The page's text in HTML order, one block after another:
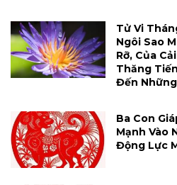
Tử Vi
Ngôi Sao
Rỡ, Của
Thăng
Đến
Ba Con
Mạnh Vào
Động Lực